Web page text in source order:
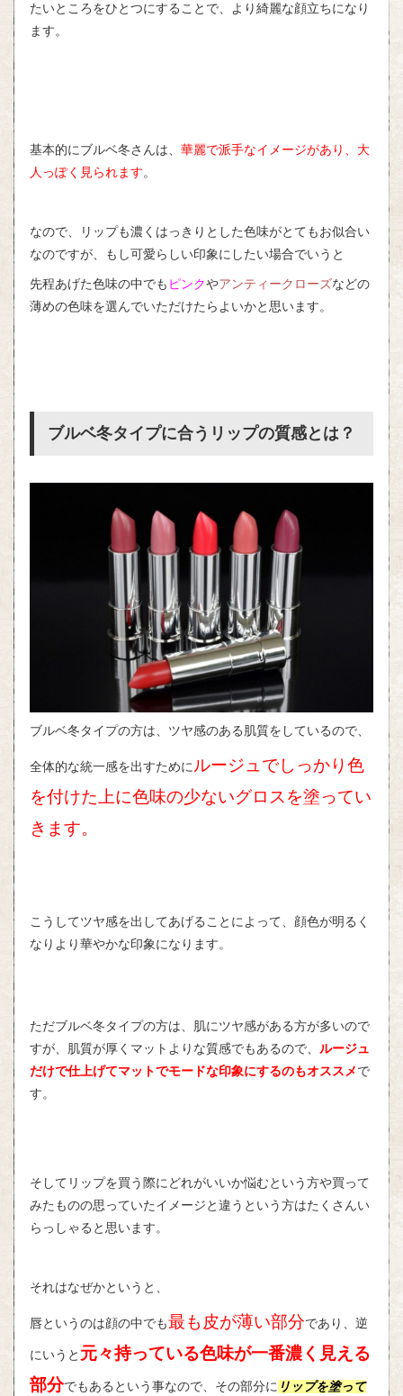
たいところをひとつにすることで、より綺麗な顔立ちになり
ます。
基本的にブルベ冬さんは、 華麗で派手なイメージがあり、大
人っぽく見られます 。
なので、リップも濃くはっきりとした色味がとてもお似合い
なのですが、もし可愛らしい印象にしたい場合でいうと
先程あげた色味の中でも ピンクやアンティークローズなどの
薄めの色味を選んでいただけたらよいかと思います。
ブルベ冬タイプに合うリップの質感とは？
ブルベ冬タイプの方は、ツヤ感のある肌質をしているので、
全体的な統一感を出すために ルージュでしっかり色
を付けた上に色味の少ないグロスを塗ってい
きます。
こうしてツヤ感を出してあげることによって、顔色が明るく
なりより華やかな印象になります。
ただブルベ冬タイプの方は、肌にツヤ感がある方が多いので
すが、肌質が厚くマットよりな質感でもあるので、 ルージュ
だけで仕上げてマットでモードな印象にするのもオススメ で
す。
そしてリップを買う際にどれがいいか悩むという方や買って
みたものの思っていたイメージと違うという方はたくさんい
らっしゃると思います。
それはなぜかというと、
唇というのは顔の中でも最も皮が薄い部分であり、逆
にいうと 元々持っている色味が一番濃く見える
部分でもあるという事なので、その部分に リップを塗って